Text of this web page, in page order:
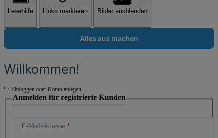
Lesehilfe Links markieren Bilder ausblenden
Alles aus machen
Willkommen!
Einloggen oder Konto anlegen.
Anmelden für registrierte Kunden
E-Mail-Adresse